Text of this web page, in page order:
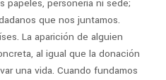
papeles, personería ni sede;
que nos juntamos.
La aparición de alguien
al igual que la donación
una vida. Cuando fundamos